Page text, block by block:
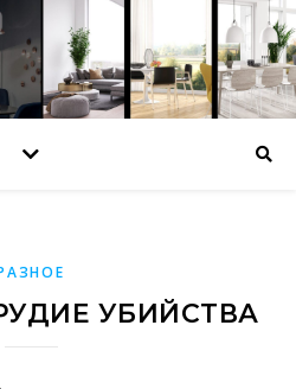
УБИЙСТВА